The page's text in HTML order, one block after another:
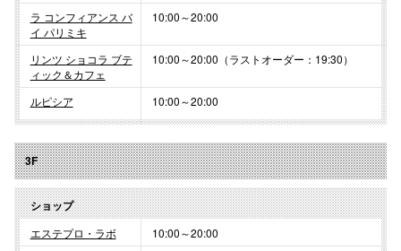
ラ コンフィアンス バ
イ パリミキ
10:00～20:00
リンツ ショコラ ブテ
ィック＆カフェ
10:00～20:00（ラストオーダー：19:30）
ルピシア 10:00～20:00
3F
ショップ
エステプロ・ラボ
10:00～20:00